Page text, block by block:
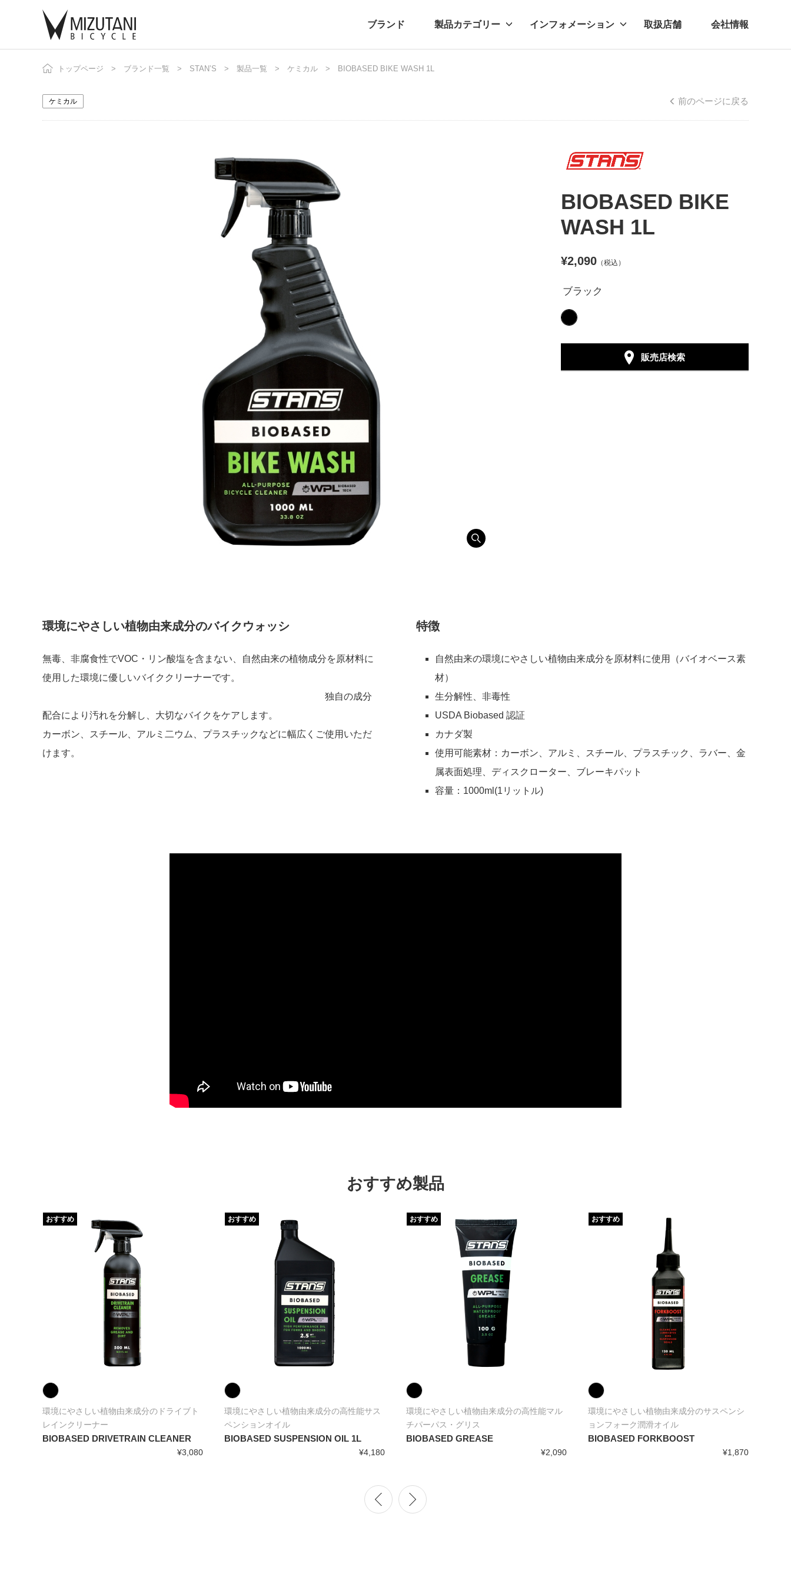
ブランド 製品カテゴリー
自転車 自転車パーツ アクセサリー
インフォメーション
ニュース プレスリリース ブログ
取扱店舗 会社情報
トップページ ブランド一覧 STAN’S 製品一覧 ケミカル BIOBASED BIKE WASH 1L
ケミカル 前のページに戻る
BIOBASED BIKE
WASH 1L
¥2,090 （税込）
ブラック
販売店検索
環境にやさしい植物由来成分のバイクウォッシ
無毒、非腐食性でVOC・リン酸塩を含まない、自然由来の植物成分を原材料に
使用した環境に優しいバイククリーナーです。
独自の成分
配合により汚れを分解し、大切なバイクをケアします。
カーボン、スチール、アルミ二ウム、プラスチックなどに幅広くご使用いただ
けます。
特徴
自然由来の環境にやさしい植物由来成分を原材料に使用（バイオベース素
材）
生分解性、非毒性
USDA Biobased 認証
カナダ製
使用可能素材：カーボン、アルミ、スチール、プラスチック、ラバー、金
属表面処理、ディスクローター、ブレーキパット
容量：1000ml(1リットル)
おすすめ製品
環境にやさしい植物由来成分のドライブト
レインクリーナー
BIOBASED DRIVETRAIN CLEANER
¥3,080
おすすめ
環境にやさしい植物由来成分の高性能サス
ペンションオイル
BIOBASED SUSPENSION OIL 1L
¥4,180
おすすめ
環境にやさしい植物由来成分の高性能マル
チパーパス・グリス
BIOBASED GREASE
¥2,090
おすすめ
環境にやさしい植物由来成分のサスペンシ
ョンフォーク潤滑オイル
BIOBASED FORKBOOST
¥1,870
おすすめ